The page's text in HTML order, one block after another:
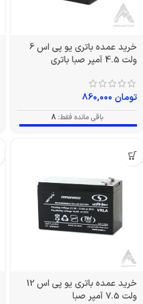
خرید عمده باتری یو پی اس 6
ولت 4.5 آمپر صبا باتری
تومان
باقی مانده فقط: 8
خرید عمده باتری یو پی اس 12
ولت 7.5 آمپر صبا